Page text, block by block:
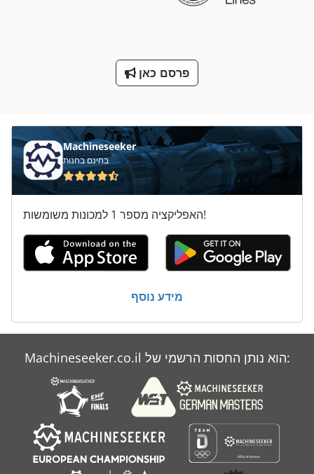
פרסם כאן
Machineseeker
בחינם בחנות
האפליקציה מספר 1 למכונות משומשות!
מידע נוסף
Machineseeker.co.il הוא נותן החסות הרשמי של: